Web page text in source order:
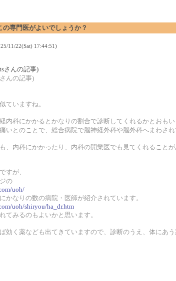
の専門医がよいでしょうか？
11/22(Sat) 17:44:51)
さんの記事)
んの記事)
ていますね。
内科にかかるとかなりの割合で診断してくれるかとおもい
いとのことで、総合病院で脳神経外科や脳外科へまわさ
、内科にかかったり、内科の開業医でも見てくれることが
すが、
の
uoh/
かなりの数の病院・医師が紹介されています。
uoh/shiryou/ha_dr.htm
てみるのもよいかと思います。
効く薬なども出てきていますので、診断のうえ、体にあう